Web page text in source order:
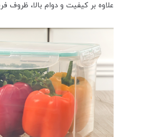
علاوه بر کیفیت و دوام بالا،